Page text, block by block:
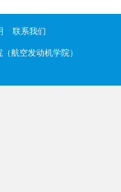
联系我们
航空发动机学院）